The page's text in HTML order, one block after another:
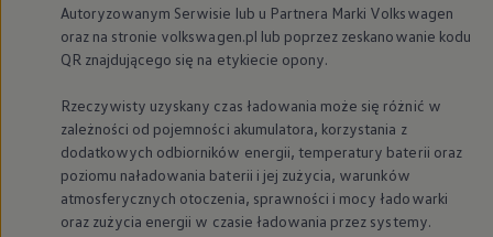
Autoryzowanym Serwisie lub u Partnera Marki Volkswagen
oraz na stronie volkswagen.pl lub poprzez zeskanowanie kodu
QR znajdującego się na etykiecie opony.
Rzeczywisty uzyskany czas ładowania może się różnić w
zależności od pojemności akumulatora, korzystania z
dodatkowych odbiorników energii, temperatury baterii oraz
poziomu naładowania baterii i jej zużycia, warunków
atmosferycznych otoczenia, sprawności i mocy ładowarki
oraz zużycia energii w czasie ładowania przez systemy.